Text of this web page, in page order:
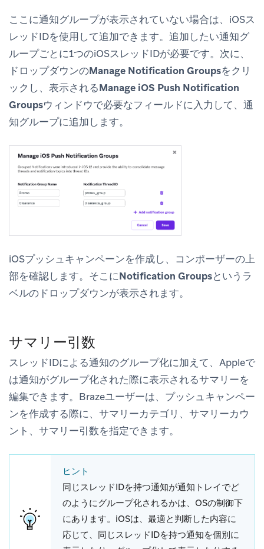
ここに通知グループが表示されていない場合は、iOSス
レッドIDを使用して追加できます。追加したい通知グ
ループごとに1つのiOSスレッドIDが必要です。次に、
ドロップダウンのManage Notification Groupsをクリ
ックし、表示されるManage iOS Push Notification
Groupsウィンドウで必要なフィールドに入力して、通
知グループに追加します。
iOSプッシュキャンペーンを作成し、コンポーザーの上
部を確認します。そこにNotification Groupsというラ
ベルのドロップダウンが表示されます。
サマリー引数
スレッドIDによる通知のグループ化に加えて、Appleで
は通知がグループ化された際に表示されるサマリーを
編集できます。Brazeユーザーは、プッシュキャンペー
ンを作成する際に、サマリーカテゴリ、サマリーカウ
ント、サマリー引数を指定できます。
ヒント
同じスレッドIDを持つ通知が通知トレイでど
のようにグループ化されるかは、OSの制御下
にあります。iOSは、最適と判断した内容に
応じて、同じスレッドIDを持つ通知を個別に